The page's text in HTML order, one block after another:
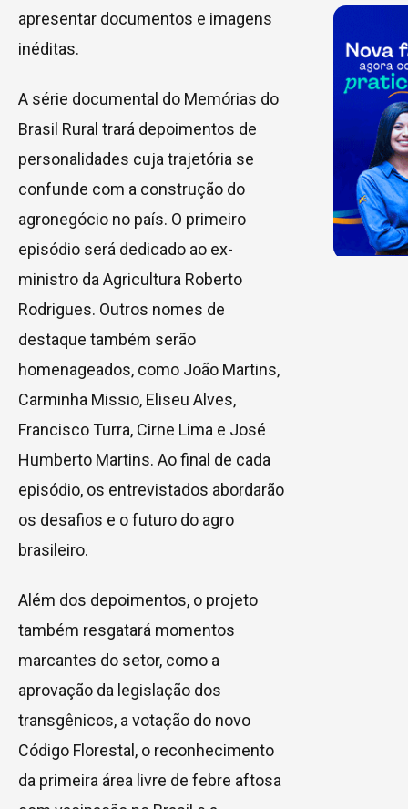
apresentar documentos e imagens
inéditas.
A série documental do Memórias do
Brasil Rural trará depoimentos de
personalidades cuja trajetória se
confunde com a construção do
agronegócio no país. O primeiro
episódio será dedicado ao ex-
ministro da Agricultura Roberto
Rodrigues. Outros nomes de
destaque também serão
homenageados, como João Martins,
Carminha Missio, Eliseu Alves,
Francisco Turra, Cirne Lima e José
Humberto Martins. Ao final de cada
episódio, os entrevistados abordarão
os desafios e o futuro do agro
brasileiro.
Além dos depoimentos, o projeto
também resgatará momentos
marcantes do setor, como a
aprovação da legislação dos
transgênicos, a votação do novo
Código Florestal, o reconhecimento
da primeira área livre de febre aftosa